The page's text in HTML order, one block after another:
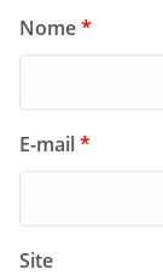
Nome*
E-mail*
Site